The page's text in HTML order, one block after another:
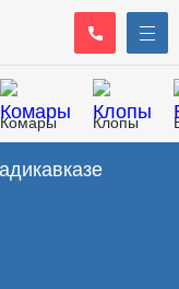
Комары Клопы